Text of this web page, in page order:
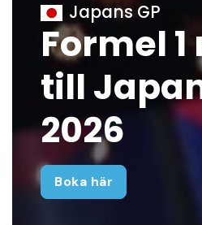
Japans GP
Formel
till
2026
Boka här